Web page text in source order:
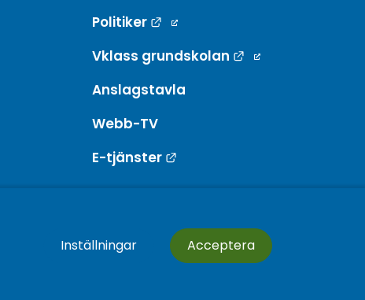
Politiker
Länk till annan webbplats.
Vklass grundskolan
Länk till annan
Anslagstavla
Webb-TV
E-tjänster
Inställningar Acceptera